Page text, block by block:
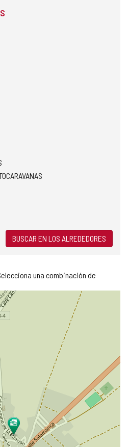
BUSCAR EN LOS ALREDEDORES
una combinación de